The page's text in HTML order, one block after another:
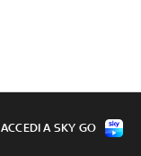
ACCEDI A SKY GO